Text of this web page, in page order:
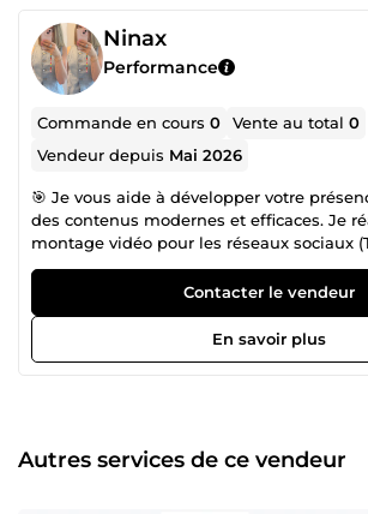
Ninax
Performance
Commande en cours0 Vente au total0
Vendeur depuis Mai 2026
🎯 Je vous aide à développer votre
des contenus modernes et efficaces. Je
montage vidéo pour les réseaux sociaux
Instagram,Réels...) sur CapCut, avec des
dynamiques, des sous-titres et des
aux formats courts. Je vous accompagne
la création de contenu : idées de vidéos,
scripts et contenus engageants pour
votre activité de manière professionnelle.
organisée et à l’écoute, je m’adapte à vos
Contacter le vendeur
En savoir plus
Autres services de ce vendeur